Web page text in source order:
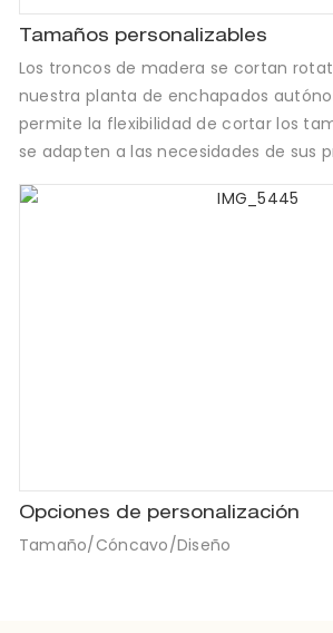
Tamaños personalizables
Los troncos de madera se cortan
nuestra planta de enchapados
permite la flexibilidad de cortar los
se adapten a las necesidades de sus
Opciones de personalización
Tamaño/Cóncavo/Diseño